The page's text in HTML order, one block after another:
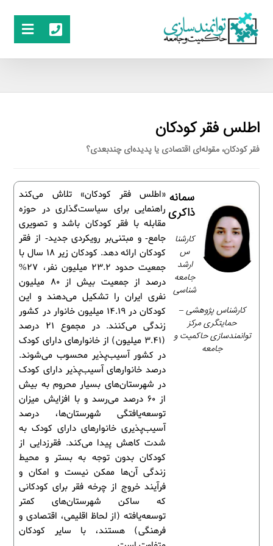
اطلس فقر کودکان
فقر کودکان، مقوله‌ای اقتصادی یا پدیده‌ای چندبعدی؟
«اطلس فقر کودکان» تلاش می‌کند
راهنمایی برای سیاست‌گذاری در حوزه
مقابله با فقر کودکان باشد و تصویری
جامع- و مبتنی‌بر رویکردی جدید- از فقر
کودکان ارائه دهد. کودکان زیر 18 سال با
جمعیت حدود 23.2 میلیون نفر، 27%
درصد از جمعیت بیش از ۸۰ میلیون
نفری ایران را تشکیل می‌دهند و این
کودکان در 14.19 میلیون خانوار در کشور
زندگی می‌کنند. در مجموع ۲۱ درصد
(۳.۴۱ میلیون) از خانوارهای دارای کودک
در کشور آسیب‌پذیر محسوب می‌شوند.
درصد خانوارهای آسیب‌پذیر دارای کودک
در شهرستان‌های بسیار محروم به بیش
از 60 درصد می‌رسد و با افزایش میزان
توسعه‌یافتگی شهرستان‌ها، درصد
آسیب‌پذیری خانوارهای دارای کودک به
شدت کاهش پیدا می‌کند. فقرزدایی از
کودکان بدون توجه به بستر و محیط
زندگی آن‌ها ممکن نیست و امکان و
فرآیند خروج از چرخه فقر برای کودکانی
که ساکن شهرستان‌های کمتر
توسعه‌یافته (از لحاظ اقلیمی، اقتصادی و
فرهنگی) هستند، با سایر کودکان
سمانه
ذاکری
کارشنا
س
ارشد
جامعه
شناسی
کارشناس پژوهشی –
حمایتگری مرکز
توانمندسازی حاکمیت و
جامعه